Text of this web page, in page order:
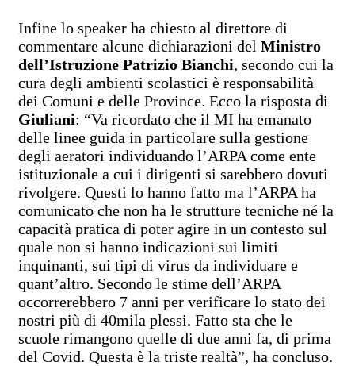
Infine lo speaker ha chiesto al direttore di
commentare alcune dichiarazioni del Ministro
dell’Istruzione Patrizio Bianchi, secondo cui la
cura degli ambienti scolastici è responsabilità
dei Comuni e delle Province. Ecco la risposta di
Giuliani: “Va ricordato che il MI ha emanato
delle linee guida in particolare sulla gestione
degli aeratori individuando l’ARPA come ente
istituzionale a cui i dirigenti si sarebbero dovuti
rivolgere. Questi lo hanno fatto ma l’ARPA ha
comunicato che non ha le strutture tecniche né la
capacità pratica di poter agire in un contesto sul
quale non si hanno indicazioni sui limiti
inquinanti, sui tipi di virus da individuare e
quant’altro. Secondo le stime dell’ARPA
occorrerebbero 7 anni per verificare lo stato dei
nostri più di 40mila plessi. Fatto sta che le
scuole rimangono quelle di due anni fa, di prima
del Covid. Questa è la triste realtà”, ha concluso.